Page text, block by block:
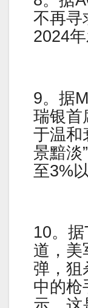
不再寻
2024
9。据
瑞银首
于温和
景黯淡
至3%
10。
道，美
弹，狙
中的枪